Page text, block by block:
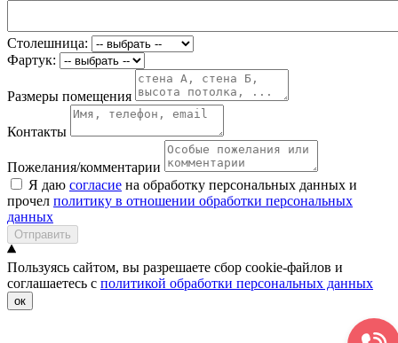
Столешница:
Фартук:
Размеры помещения
Контакты
Пожелания/комментарии
Я даю согласие на обработку персональных данных и
прочел политику в отношении обработки персональных
данных
Отправить
Пользуясь сайтом, вы разрешаете сбор cookie-файлов и
соглашаетесь с политикой обработки персональных данных
ок